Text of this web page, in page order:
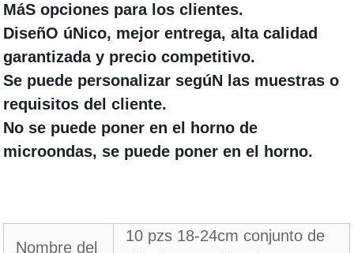
MáS opciones para los clientes.
DiseñO úNico, mejor entrega, alta calidad
garantizada y precio competitivo.
Se puede personalizar segúN las muestras o
requisitos del cliente.
No se puede poner en el horno de
microondas, se puede poner en el horno.
Nombre del
10 pzs 18-24cm conjunto de